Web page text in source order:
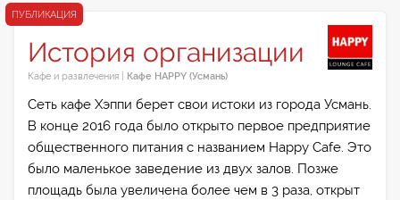
ПУБЛИКАЦИЯ
История организации
Кафе и развлечения Кафе HAPPY (Усмань)
Сеть кафе Хэппи берет свои истоки из города Усмань.
В конце 2016 года было открыто первое предприятие
общественного питания с названием Happy Cafe. Это
было маленькое заведение из двух залов. Позже
площадь была увеличена более чем в 3 раза, открыт